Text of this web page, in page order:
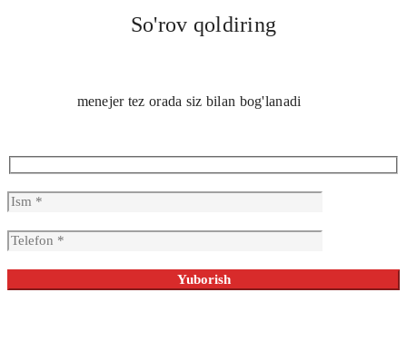
So'rov qoldiring
menejer tez orada siz bilan bog'lanadi